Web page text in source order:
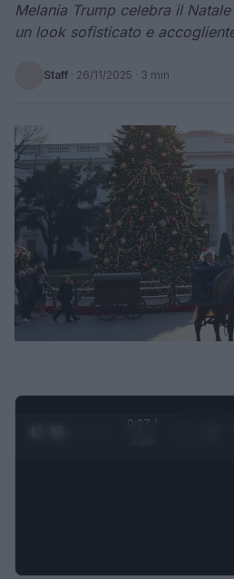
Melania Trump celebra il
un look sofisticato e
Staff · 26/11/2025 · 3 min
0:28 /